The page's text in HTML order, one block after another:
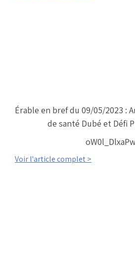
Érable en bref du 09/05/2023 :
de santé Dubé et Défi
Voir l'article complet >